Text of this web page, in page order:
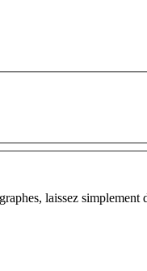
laissez simplement